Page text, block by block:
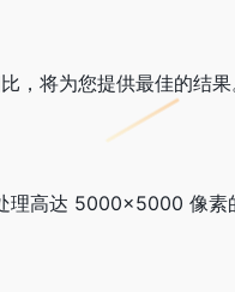
将为您提供最佳的结果
理高达 5000×5000 像素